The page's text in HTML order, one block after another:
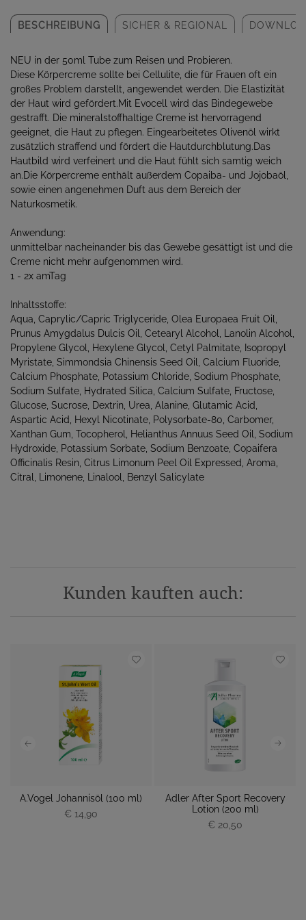
BESCHREIBUNG SICHER & REGIONAL
NEU in der 50ml Tube zum Reisen und Probieren.
Diese Körpercreme sollte bei Cellulite, die für Frauen oft ein
großes Problem darstellt, angewendet werden. Die Elastizität
der Haut wird gefördert.Mit Evocell wird das Bindegewebe
gestrafft. Die mineralstoffhaltige Creme ist hervorragend
geeignet, die Haut zu pflegen. Eingearbeitetes Olivenöl wirkt
zusätzlich straffend und fördert die Hautdurchblutung.Das
Hautbild wird verfeinert und die Haut fühlt sich samtig weich
an.Die Körpercreme enthält außerdem Copaiba- und Jojobaöl,
sowie einen angenehmen Duft aus dem Bereich der
Naturkosmetik.
Anwendung:
unmittelbar nacheinander bis das Gewebe gesättigt ist und die
Creme nicht mehr aufgenommen wird.
1 - 2x amTag
Inhaltsstoffe:
Aqua, Caprylic/Capric Triglyceride, Olea Europaea Fruit Oil,
Prunus Amygdalus Dulcis Oil, Cetearyl Alcohol, Lanolin Alcohol,
Propylene Glycol, Hexylene Glycol, Cetyl Palmitate, Isopropyl
Myristate, Simmondsia Chinensis Seed Oil, Calcium Fluoride,
Calcium Phosphate, Potassium Chloride, Sodium Phosphate,
Sodium Sulfate, Hydrated Silica, Calcium Sulfate, Fructose,
Glucose, Sucrose, Dextrin, Urea, Alanine, Glutamic Acid,
Aspartic Acid, Hexyl Nicotinate, Polysorbate-80, Carbomer,
Xanthan Gum, Tocopherol, Helianthus Annuus Seed Oil, Sodium
Hydroxide, Potassium Sorbate, Sodium Benzoate, Copaifera
Officinalis Resin, Citrus Limonum Peel Oil Expressed, Aroma,
Citral, Limonene, Linalool, Benzyl Salicylate
Kunden kauften auch:
A.Vogel Johannisöl (100 ml)
€ 14,90
Adler After Sport Recovery
Lotion (200 ml)
€ 20,50